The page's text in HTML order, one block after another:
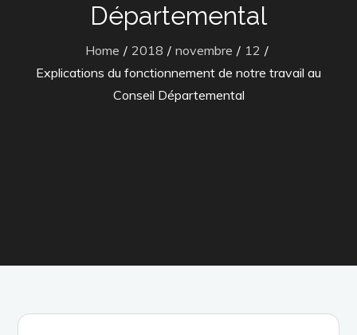
Départemental
Home 2018 novembre
12
Explications du fonctionnement de notre travail au
Conseil Départemental